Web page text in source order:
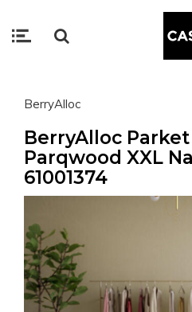
BerryAlloc
BerryAlloc
Parqwood XXL
61001374